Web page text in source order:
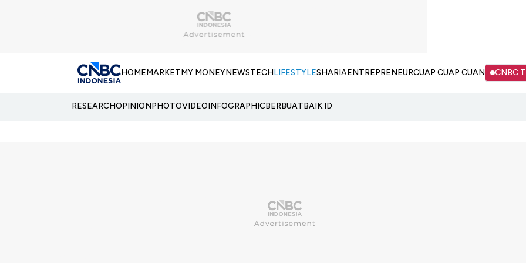
HOMEMARKETMY MONEYNEWSTECHLIFESTYLESHARIAENTREPRENEURCUAP CUAP CUAN CNBC
RESEARCHOPINIONPHOTOVIDEOINFOGRAPHICBERBUATBAIK.ID